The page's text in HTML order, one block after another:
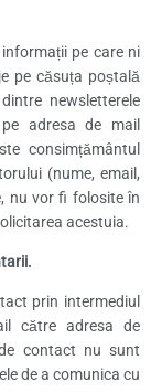
pe care ni
pe căsuța poștală
newsletterele
adresa de mail
consimțământul
(nume, email,
nu vor fi folosite în
acestuia.
prin intermediul
către adresa de
contact nu sunt
de a comunica cu